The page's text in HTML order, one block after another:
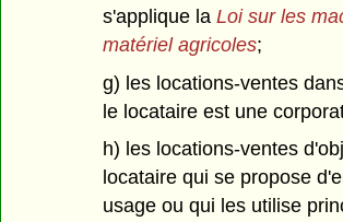
s'applique la Loi sur les
matériel agricoles;
g) les locations-ventes
le locataire est une
h) les locations-ventes
locataire qui se propose
usage ou qui les utilise